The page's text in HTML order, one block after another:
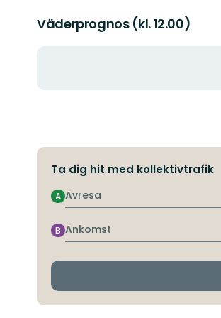
Väderprognos (kl. 12.00)
Ta dig hit med kollektivtrafik
Avresa
A
Ankomst
B